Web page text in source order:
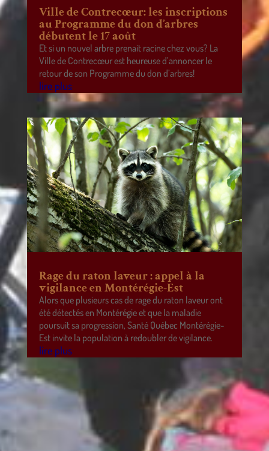
Ville de Contrecœur: les inscriptions
au Programme du don d’arbres
débutent le 17 août
Et si un nouvel arbre prenait racine chez vous? La
Ville de Contrecœur est heureuse d’annoncer le
retour de son Programme du don d’arbres!
lire plus
Rage du raton laveur : appel à la
vigilance en Montérégie-Est
Alors que plusieurs cas de rage du raton laveur ont
été détectés en Montérégie et que la maladie
poursuit sa progression, Santé Québec Montérégie-
Est invite la population à redoubler de vigilance.
lire plus